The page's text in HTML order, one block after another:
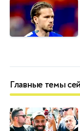
Главные темы